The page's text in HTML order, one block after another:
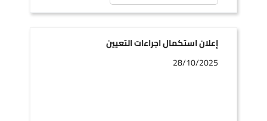
إعلان استكمال اجراءات التعيين
28/10/2025